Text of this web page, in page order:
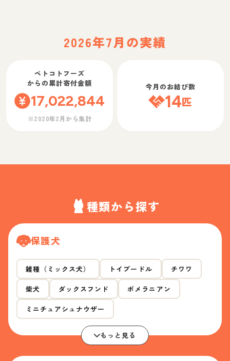
2026年7月の実績
ペトコトフーズ
からの累計寄付金額
17,022,844
※2020年2月から集計
今月のお結び数
14匹
種類から探す
保護犬
雑種（ミックス犬） トイプードル チワワ
柴犬 ダックスフンド ポメラニアン
ミニチュアシュナウザー
もっと見る